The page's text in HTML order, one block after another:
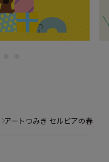
アートつみき セルビアの春